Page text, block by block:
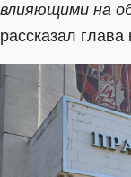
влияющими на
рассказал глава